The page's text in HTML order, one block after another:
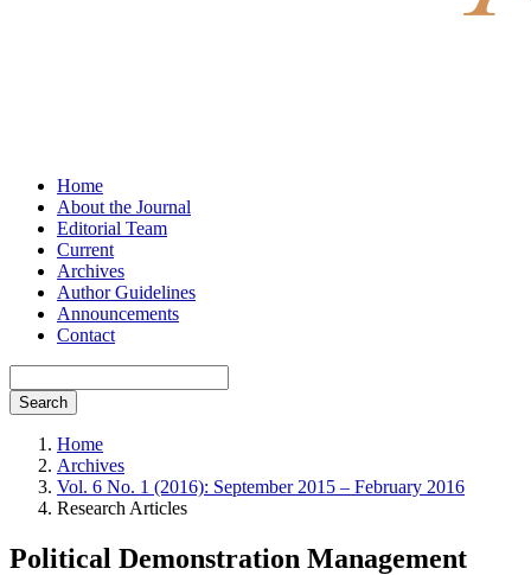
Home
About the Journal
Editorial Team
Current
Archives
Author Guidelines
Announcements
Contact
Search
Home
Archives
Vol. 6 No. 1 (2016): September 2015 – February 2016
Research Articles
Political Demonstration Management